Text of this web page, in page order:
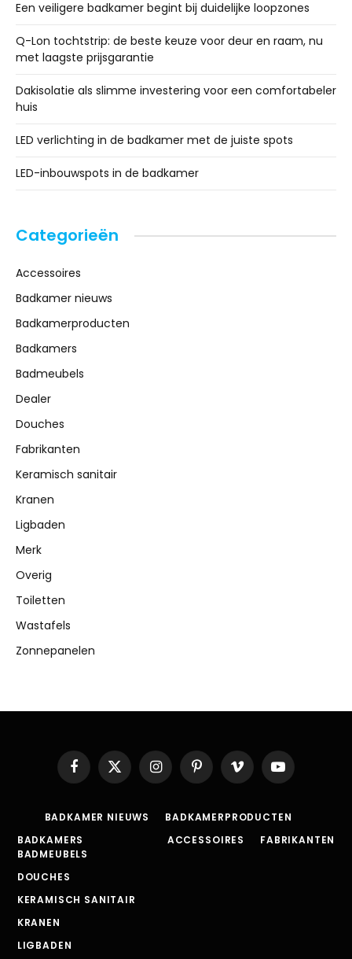
Een veiligere badkamer begint bij duidelijke loopzones
Q-Lon tochtstrip: de beste keuze voor deur en raam, nu
met laagste prijsgarantie
Dakisolatie als slimme investering voor een comfortabeler
huis
LED verlichting in de badkamer met de juiste spots
LED-inbouwspots in de badkamer
Categorieën
Accessoires
Badkamer nieuws
Badkamerproducten
Badkamers
Badmeubels
Dealer
Douches
Fabrikanten
Keramisch sanitair
Kranen
Ligbaden
Merk
Overig
Toiletten
Wastafels
Zonnepanelen
Facebook
X
(Twitter)
InstagramPinterestVimeo YouTube
BADKAMER NIEUWS
BADKAMERPRODUCTEN
BADKAMERS
BADMEUBELS
DOUCHES
KERAMISCH SANITAIR
KRANEN
LIGBADEN
ACCESSOIRES FABRIKANTEN